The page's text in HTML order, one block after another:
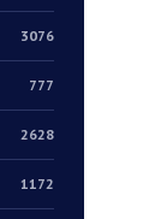
3076
777
2628
1172